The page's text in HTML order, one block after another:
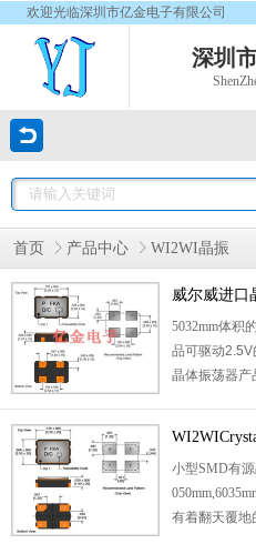
欢迎光临深圳市亿金电子有限公司
深圳
首页 产品中心 WI2WI晶振
威尔威进口
C5T-
5032mm体积
品可驱动
晶体振荡器产
轻.产品被广
无线发射基站.
6000X-
小型SMD有
有着翻天覆地